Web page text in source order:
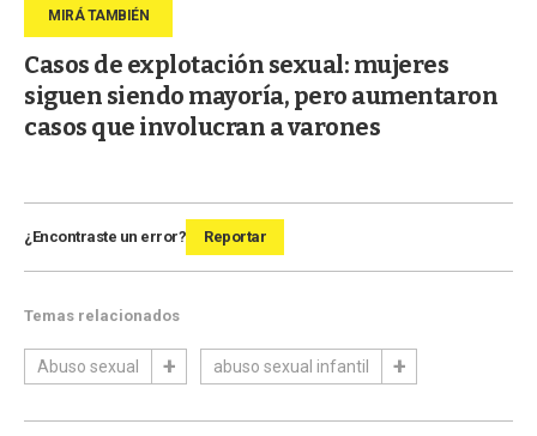
Casos de explotación sexual: mujeres
siguen siendo mayoría, pero aumentaron
casos que involucran a varones
¿Encontraste un error? Reportar
Temas relacionados
Abuso sexual abuso sexual infantil